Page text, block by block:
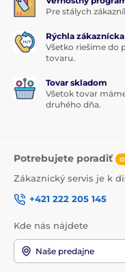
Pre stálych
Rýchla
Všetko riešime do
tovaru.
Tovar skladom
Všetok tovar
druhého dňa.
Potrebujete poradiť
Zákaznický servis je k
+421 222 205 145
Kde nás nájdete
Naše predajne